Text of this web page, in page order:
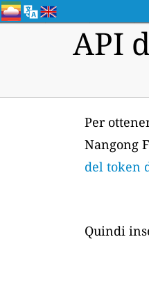
API
Per
Nangong
del token
Quindi